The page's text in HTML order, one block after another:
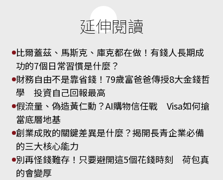
延伸閱讀
比爾蓋茲、馬斯克、庫克都在做！有錢人長期成
功的7個日常習慣是什麼？
財務自由不是靠省錢！79歲富爸爸傳授8大金錢哲
學 投資自己回報最高
假流量、偽造黃仁勳？AI購物信任戰 Visa如何搶
當底層地基
創業成敗的關鍵差異是什麼？揭開長青企業必備
的三大核心能力
別再怪錢難存！只要避開這5個花錢時刻 荷包真
的會變厚